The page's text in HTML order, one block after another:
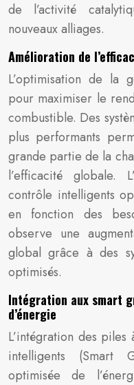
de l’activité
nouveaux alliages.
Amélioration de
L’optimisation de la
pour maximiser le
combustible. Des
plus performants
grande partie de la
l’efficacité globale.
contrôle intelligents
en fonction des
observe une
global grâce à des
optimisés.
Intégration aux smart
d’énergie
L’intégration des
intelligents (Smart
optimisée de